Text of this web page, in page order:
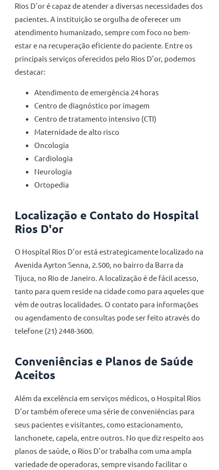
Rios D'or é capaz de atender a diversas necessidades dos
pacientes. A instituição se orgulha de oferecer um
atendimento humanizado, sempre com foco no bem-
estar e na recuperação eficiente do paciente. Entre os
principais serviços oferecidos pelo Rios D'or, podemos
destacar:
Atendimento de emergência 24 horas
Centro de diagnóstico por imagem
Centro de tratamento intensivo (CTI)
Maternidade de alto risco
Oncologia
Cardiologia
Neurologia
Ortopedia
Localização e Contato do Hospital
Rios D'or
O Hospital Rios D'or está estrategicamente localizado na
Avenida Ayrton Senna, 2.500, no bairro da Barra da
Tijuca, no Rio de Janeiro. A localização é de fácil acesso,
tanto para quem reside na cidade como para aqueles que
vêm de outras localidades. O contato para informações
ou agendamento de consultas pode ser feito através do
telefone (21) 2448-3600.
Conveniências e Planos de Saúde
Aceitos
Além da excelência em serviços médicos, o Hospital Rios
D'or também oferece uma série de conveniências para
seus pacientes e visitantes, como estacionamento,
lanchonete, capela, entre outros. No que diz respeito aos
planos de saúde, o Rios D'or trabalha com uma ampla
variedade de operadoras, sempre visando facilitar o